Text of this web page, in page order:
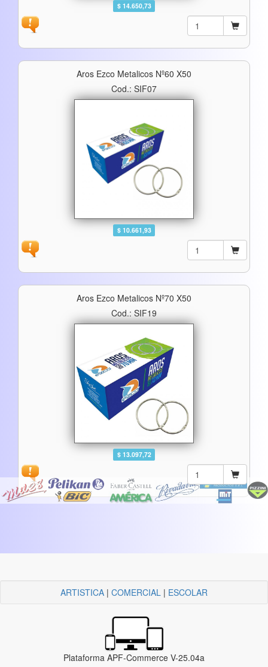
$ 14.650,73
Aros Ezco Metalicos Nº60 X50
Cod.: SIF07
$ 10.661,93
Aros Ezco Metalicos Nº70 X50
Cod.: SIF19
$ 13.097,72
ARTISTICA | COMERCIAL | ESCOLAR
Plataforma APF-Commerce V-25.04a